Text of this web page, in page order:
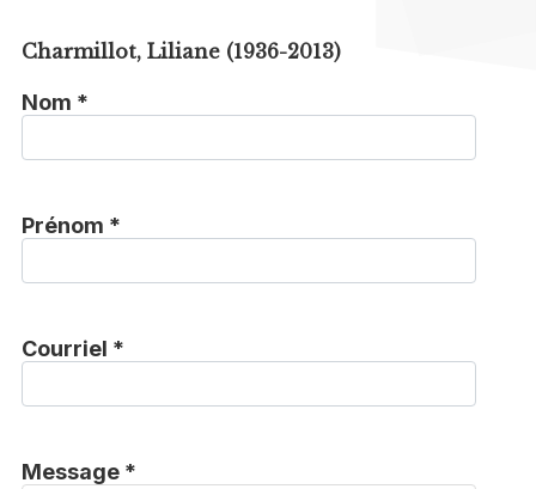
Charmillot, Liliane (1936-2013)
Nom *
Prénom *
Courriel *
Message *